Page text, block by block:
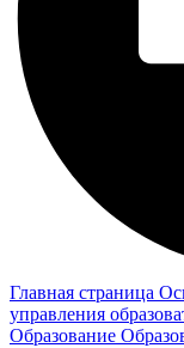
Главная страница
управления
Образование